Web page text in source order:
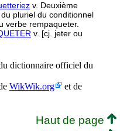
v. Deuxième
pluriel du conditionnel
verbe rempaqueter.
v. [cj. jeter ou
dictionnaire officiel du
WikWik.org
et de
Haut de page